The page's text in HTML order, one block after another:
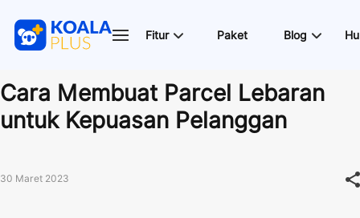
Fitur Paket Blog
Cara Membuat Parcel Lebaran
untuk Kepuasan Pelanggan
30 Maret 2023